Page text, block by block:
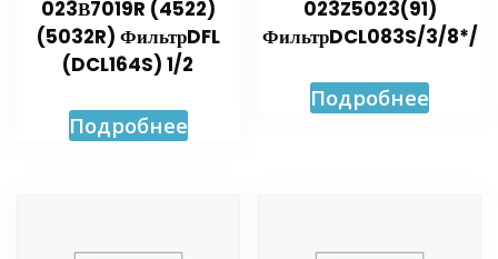
023В7019R (4522)
(5032R) ФильтрDFL
(DCL164S) 1/2
Подробнее
023Z5023(91)
ФильтрDCL083S/3/8*/
Подробнее